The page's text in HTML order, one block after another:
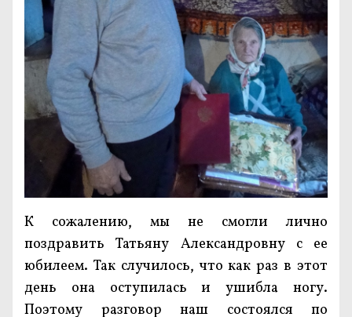
К сожалению, мы не смогли лично
поздравить Татьяну Александровну с ее
юбилеем. Так случилось, что как раз в этот
день она оступилась и ушибла ногу.
Поэтому разговор наш состоялся по